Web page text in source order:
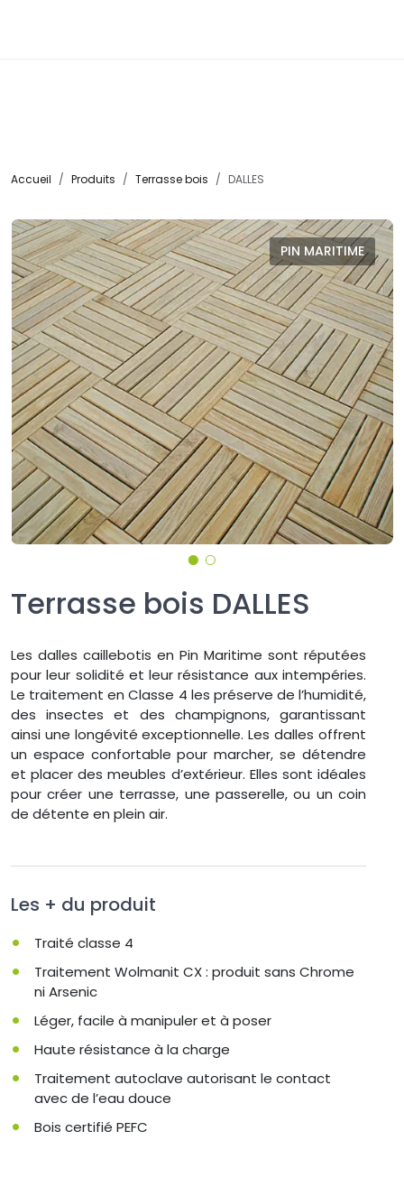
Accueil Produits Terrasse bois DALLES
PIN MARITIME
Terrasse bois DALLES
Les dalles caillebotis en Pin Maritime sont réputées
pour leur solidité et leur résistance aux intempéries.
Le traitement en Classe 4 les préserve de l’humidité,
des insectes et des champignons, garantissant
ainsi une longévité exceptionnelle. Les dalles offrent
un espace confortable pour marcher, se détendre
et placer des meubles d’extérieur. Elles sont idéales
pour créer une terrasse, une passerelle, ou un coin
de détente en plein air.
Les + du produit
Traité classe 4
Traitement Wolmanit CX : produit sans Chrome
ni Arsenic
Léger, facile à manipuler et à poser
Haute résistance à la charge
Traitement autoclave autorisant le contact
avec de l’eau douce
Bois certifié PEFC